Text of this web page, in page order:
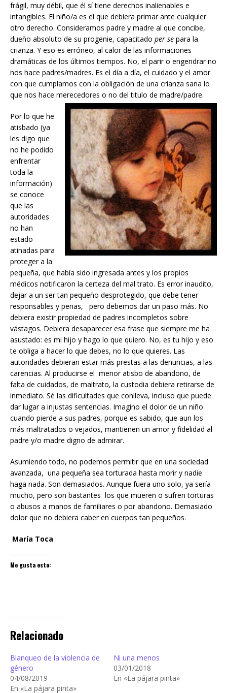
frágil, muy débil, que él sí tiene derechos inalienables e
intangibles. El niño/a es el que debiera primar ante cualquier
otro derecho. Consideramos padre y madre al que concibe,
dueño absoluto de su progenie, capacitado per se para la
crianza. Y eso es erróneo, al calor de las informaciones
dramáticas de los últimos tiempos. No, el parir o engendrar no
nos hace padres/madres. Es el día a día, el cuidado y el amor
con que cumplamos con la obligación de una crianza sana lo
que nos hace merecedores o no del titulo de madre/padre.
Por lo que he
atisbado (ya
les digo que
no he podido
enfrentar
toda la
información)
se conoce
que las
autoridades
no han
estado
atinadas para
proteger a la
pequeña, que había sido ingresada antes y los propios
médicos notificaron la certeza del mal trato. Es error inaudito,
dejar a un ser tan pequeño desprotegido, que debe tener
responsables y penas, pero debemos dar un paso más. No
debiera existir propiedad de padres incompletos sobre
vástagos. Debiera desaparecer esa frase que siempre me ha
asustado: es mi hijo y hago lo que quiero. No, es tu hijo y eso
te obliga a hacer lo que debes, no lo que quieres. Las
autoridades debieran estar más prestas a las denuncias, a las
carencias. Al producirse el menor atisbo de abandono, de
falta de cuidados, de maltrato, la custodia debiera retirarse de
inmediato. Sé las dificultades que conlleva, incluso que puede
dar lugar a injustas sentencias. Imagino el dolor de un niño
cuando pierde a sus padres, porque es sabido, que aun los
más maltratados o vejados, mantienen un amor y fidelidad al
padre y/o madre digno de admirar.
Asumiendo todo, no podemos permitir que en una sociedad
avanzada, una pequeña sea torturada hasta morir y nadie
haga nada. Son demasiados. Aunque fuera uno solo, ya sería
mucho, pero son bastantes los que mueren o sufren torturas
o abusos a manos de familiares o por abandono. Demasiado
dolor que no debiera caber en cuerpos tan pequeños.
María Toca
Me gusta esto:
Relacionado
Blanqueo de la violencia de
género
04/08/2019
En «La pájara pinta»
Ni una menos
03/01/2018
En «La pájara pinta»